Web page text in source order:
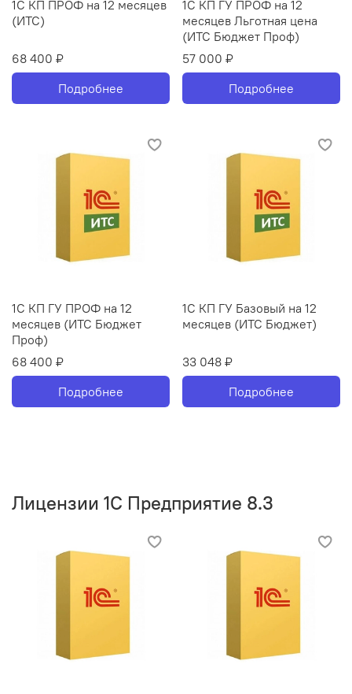
1С КП ПРОФ на 12 месяцев
(ИТС)
68 400 ₽
Подробнее
1С КП ГУ ПРОФ на 12
месяцев Льготная цена
(ИТС Бюджет Проф)
57 000 ₽
Подробнее
1С КП ГУ ПРОФ на 12
месяцев (ИТС Бюджет
Проф)
68 400 ₽
Подробнее
1С КП ГУ Базовый на 12
месяцев (ИТС Бюджет)
33 048 ₽
Подробнее
Лицензии 1С Предприятие 8.3